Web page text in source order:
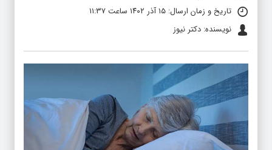
تاریخ و زمان ارسال: ۱۵ آذر ۱۴۰۲ ساعت ۱۱:۳۷
نویسنده: دکتر نیوز